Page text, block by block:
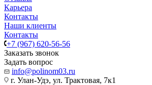
Карьера
Контакты
Наши клиенты
Контакты
+7 (967) 620-56-56
Заказать звонок
Задать вопрос
info@polinom03.ru
г. Улан-Удэ, ул. Трактовая, 7к1